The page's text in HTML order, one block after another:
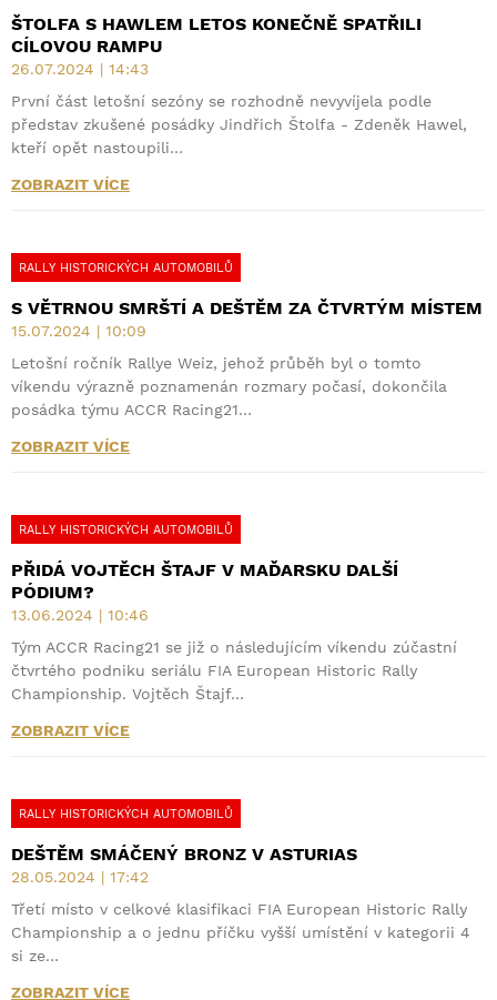
ŠTOLFA S HAWLEM LETOS KONEČNĚ SPATŘILI
CÍLOVOU RAMPU
26.07.2024 | 14:43
První část letošní sezóny se rozhodně nevyvíjela podle
představ zkušené posádky Jindřich Štolfa - Zdeněk Hawel,
kteří opět nastoupili…
ZOBRAZIT VÍCE
RALLY HISTORICKÝCH AUTOMOBILŮ
S VĚTRNOU SMRŠTÍ A DEŠTĚM ZA ČTVRTÝM MÍSTEM
15.07.2024 | 10:09
Letošní ročník Rallye Weiz, jehož průběh byl o tomto
víkendu výrazně poznamenán rozmary počasí, dokončila
posádka týmu ACCR Racing21…
ZOBRAZIT VÍCE
RALLY HISTORICKÝCH AUTOMOBILŮ
PŘIDÁ VOJTĚCH ŠTAJF V MAĎARSKU DALŠÍ
PÓDIUM?
13.06.2024 | 10:46
Tým ACCR Racing21 se již o následujícím víkendu zúčastní
čtvrtého podniku seriálu FIA European Historic Rally
Championship. Vojtěch Štajf…
ZOBRAZIT VÍCE
RALLY HISTORICKÝCH AUTOMOBILŮ
DEŠTĚM SMÁČENÝ BRONZ V ASTURIAS
28.05.2024 | 17:42
Třetí místo v celkové klasifikaci FIA European Historic Rally
Championship a o jednu příčku vyšší umístění v kategorii 4
si ze…
ZOBRAZIT VÍCE